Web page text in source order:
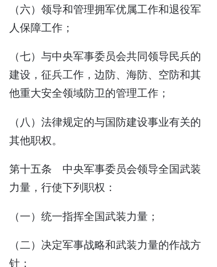
（六）领导和管理拥军优属工作和退役军
人保障工作；
（七）与中央军事委员会共同领导民兵的
建设，征兵工作，边防、海防、空防和其
他重大安全领域防卫的管理工作；
（八）法律规定的与国防建设事业有关的
其他职权。
第十五条 中央军事委员会领导全国武装
力量，行使下列职权：
（一）统一指挥全国武装力量；
（二）决定军事战略和武装力量的作战方
针；